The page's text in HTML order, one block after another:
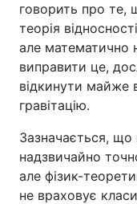
говорить про те,
теорія
але математично
виправити це,
відкинути
гравітацію.
Зазначається, що
надзвичайно
але фізик-
не враховує